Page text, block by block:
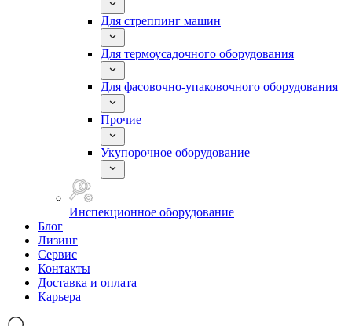
Для стреппинг машин
Для термоусадочного оборудования
Для фасовочно-упаковочного оборудования
Прочие
Укупорочное оборудование
Инспекционное оборудование
Блог
Лизинг
Сервис
Контакты
Доставка и оплата
Карьера